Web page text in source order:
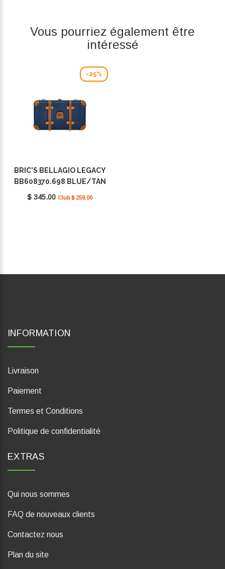
Vous pourriez également être
intéressé
-25%
BRIC'S BELLAGIO LEGACY
BB608370.698 BLUE/TAN
$ 345.00 Club $ 259.00
INFORMATION
Livraison
Paiement
Termes et Conditions
Politique de confidentialité
EXTRAS
Qui nous sommes
FAQ de nouveaux clients
Contactez nous
Plan du site